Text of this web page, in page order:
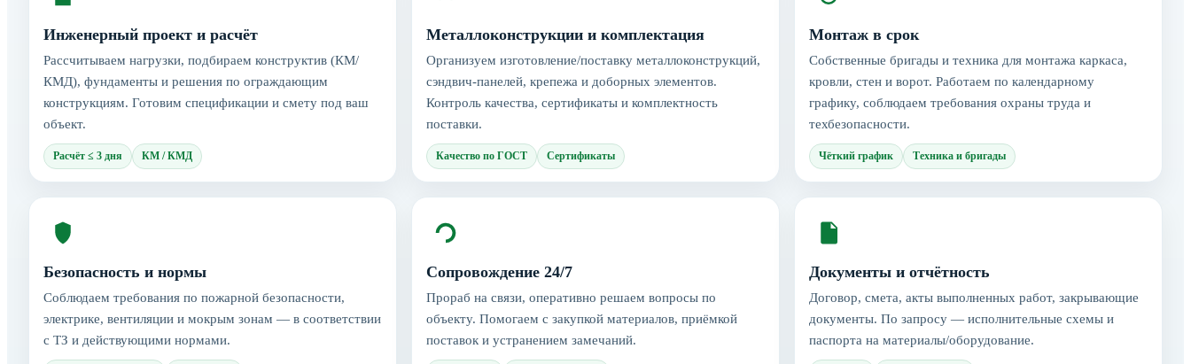
Инженерный проект и расчёт
Рассчитываем нагрузки, подбираем конструктив (КМ/
КМД), фундаменты и решения по ограждающим
конструкциям. Готовим спецификации и смету под ваш
объект.
Расчёт ≤ 3 дня КМ / КМД
Металлоконструкции и комплектация
Организуем изготовление/поставку металлоконструкций,
сэндвич‑панелей, крепежа и доборных элементов.
Контроль качества, сертификаты и комплектность
поставки.
Качество по ГОСТ Сертификаты
Монтаж в срок
Собственные бригады и техника для монтажа каркаса,
кровли, стен и ворот. Работаем по календарному
графику, соблюдаем требования охраны труда и
техбезопасности.
Чёткий график Техника и бригады
Безопасность и нормы
Соблюдаем требования по пожарной безопасности,
электрике, вентиляции и мокрым зонам — в соответствии
с ТЗ и действующими нормами.
Сопровождение 24/7
Прораб на связи, оперативно решаем вопросы по
объекту. Помогаем с закупкой материалов, приёмкой
поставок и устранением замечаний.
Документы и отчётность
Договор, смета, акты выполненных работ, закрывающие
документы. По запросу — исполнительные схемы и
паспорта на материалы/оборудование.